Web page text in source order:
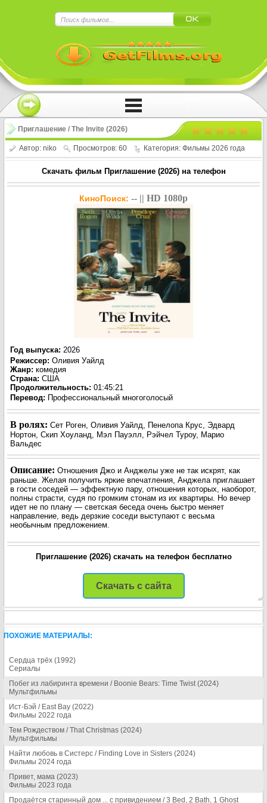
Приглашение / The Invite (2026)
Автор: niko Просмотров: 60 Категория: Фильмы 2026 года
Скачать фильм Приглашение (2026) на телефон
КиноПоиск: -- || HD 1080p
Год выпуска: 2026
Режиссер: Оливия Уайлд
Жанр: комедия
Страна: США
Продолжительность: 01:45:21
Перевод: Профессиональный многоголосый
В ролях: Сет Роген, Оливия Уайлд, Пенелопа Крус, Эдвард
Нортон, Скип Хоуланд, Мэл Пауэлл, Рэйчел Туроу, Марио
Вальдес
Описание: Отношения Джо и Анджелы уже не так искрят, как
раньше. Желая получить яркие впечатления, Анджела приглашает
в гости соседей — эффектную пару, отношения которых, наоборот,
полны страсти, судя по громким стонам из их квартиры. Но вечер
идет не по плану — светская беседа очень быстро меняет
направление, ведь дерзкие соседи выступают с весьма
необычным предложением.
Приглашение (2026) скачать на телефон бесплатно
Нажмите на
!!!Если Вы с телефона сперва нажмите на
троеточие в правом верхнем углу!!!
Скачать с сайта
ПОХОЖИЕ МАТЕРИАЛЫ:
Сердца трёх (1992)
Сериалы
Побег из лабиринта времени / Boonie Bears: Time Twist (2024)
Мультфильмы
Ист-Бэй / East Bay (2022)
Фильмы 2022 года
Тем Рождеством / That Christmas (2024)
Мультфильмы
Найти любовь в Систерс / Finding Love in Sisters (2024)
Фильмы 2024 года
Привет, мама (2023)
Фильмы 2023 года
Продаётся старинный дом ... с привидением / 3 Bed, 2 Bath, 1 Ghost